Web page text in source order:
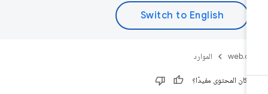
الموارد
كان المحتوى مفيدًا؟